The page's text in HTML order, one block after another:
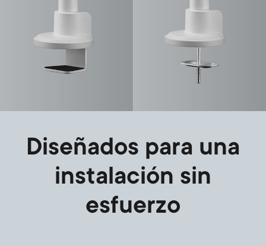
Diseñados para una
instalación sin
esfuerzo